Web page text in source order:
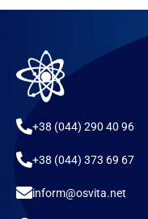
+38 (044) 290 40 96
+38 (044) 373 69 67
inform@osvita.net